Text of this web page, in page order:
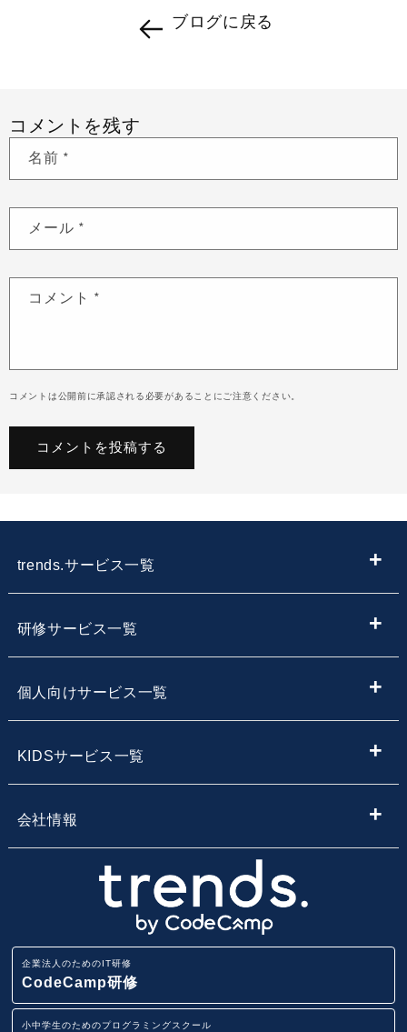
ブログに戻る
コメントを残す
名前 *
メール *
コメント *
コメントは公開前に承認される必要があることにご注意ください。
trends.サービス一覧
子供向けプログラミング教室を探す
地域・エリア名から子供向けプログラミングスクールを
路線から子供向けプログラミングスクールを探す
駅から子供向けプログラミングスクールを探す
研修サービス一覧
【企業向け】DX社員研修 - 法人向け人材育成
業務改善・効率化研修
ITリテラシー研修
個人向けサービス一覧
エンジニア転職コース
KIDSサービス一覧
小学生・中学生のためのオンラインプログラミングスク
小学生・中学生向けFCプログラミング教室
小学生・中学生向けプログラミング教室
会社情報
講師募集
ニュースリリース
企業法人のためのIT研修
CodeCamp研修
小中学生のためのプログラミングスクール